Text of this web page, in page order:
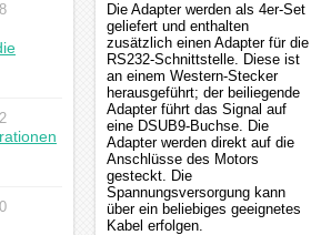
Die Adapter werden als 4er-Set
geliefert und enthalten
zusätzlich einen Adapter für die
RS232-Schnittstelle. Diese ist
an einem Western-Stecker
herausgeführt; der beiliegende
Adapter führt das Signal auf
eine DSUB9-Buchse. Die
Adapter werden direkt auf die
Anschlüsse des Motors
gesteckt. Die
Spannungsversorgung kann
über ein beliebiges geeignetes
Kabel erfolgen.